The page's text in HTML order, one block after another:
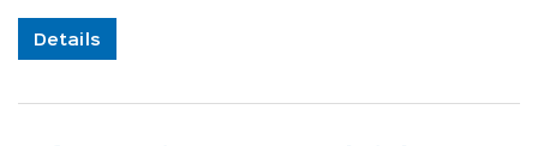
Details